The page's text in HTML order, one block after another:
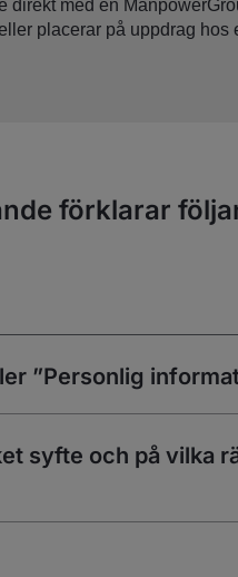
direkt med en
placerar på uppdrag hos
förklarar
”Personlig
syfte och på vilka